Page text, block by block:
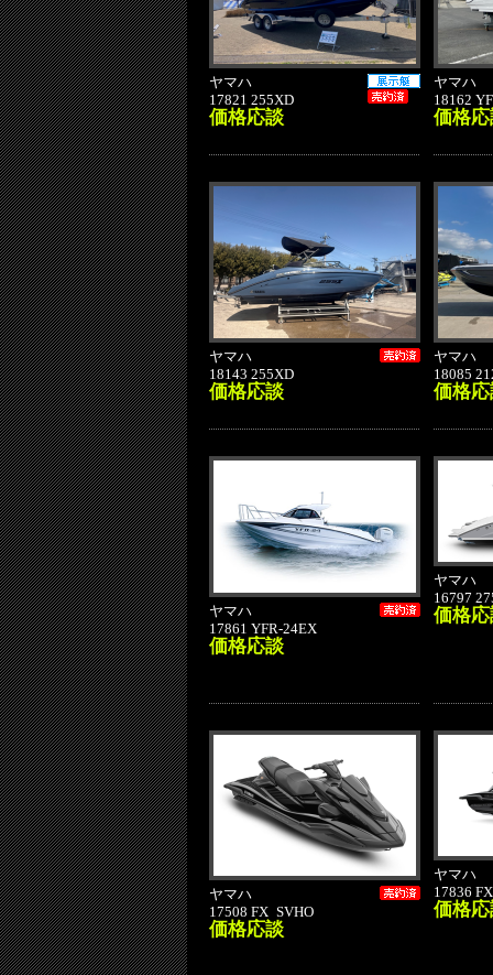
ヤマハ
17821 255XD
価格応談
ヤマハ
18162
価格
ヤマハ
18143 255XD
価格応談
ヤマハ
18085
価格
ヤマハ
17861 YFR-24EX
価格応談
ヤマハ
16797
価格
ヤマハ
17508 FX SVHO
価格応談
ヤマハ
17836
価格